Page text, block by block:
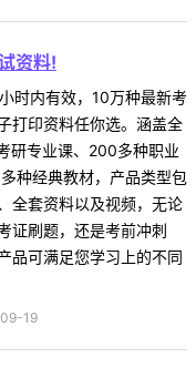
资料!
时内有效，10万种最新考
打印资料任你选。涵盖全
研专业课、200多种职业
种经典教材，产品类型包
全套资料以及视频，无论
证刷题，还是考前冲刺
品可满足您学习上的不同
19